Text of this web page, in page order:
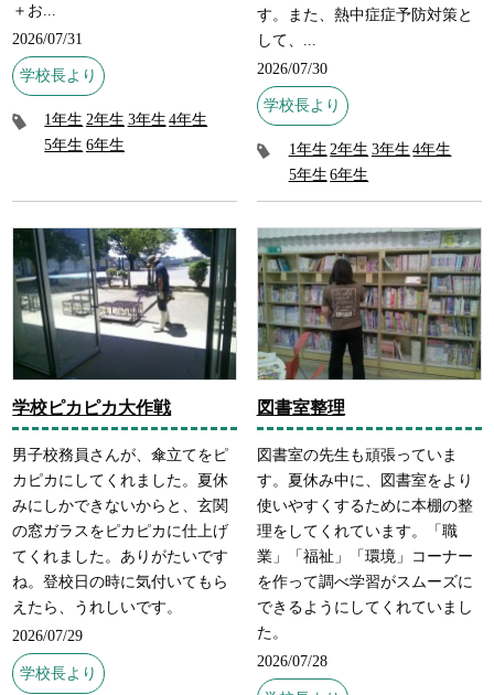
＋お...
2026/07/31
学校長より
1年生 2年生 3年生 4年生
5年生 6年生
す。また、熱中症症予防対策と
して、...
2026/07/30
学校長より
1年生 2年生 3年生 4年生
5年生 6年生
学校ピカピカ大作戦
男子校務員さんが、傘立てをピ
カピカにしてくれました。夏休
みにしかできないからと、玄関
の窓ガラスをピカピカに仕上げ
てくれました。ありがたいです
ね。登校日の時に気付いてもら
えたら、うれしいです。
2026/07/29
学校長より
図書室整理
図書室の先生も頑張っていま
す。夏休み中に、図書室をより
使いやすくするために本棚の整
理をしてくれています。「職
業」「福祉」「環境」コーナー
を作って調べ学習がスムーズに
できるようにしてくれていまし
た。
2026/07/28